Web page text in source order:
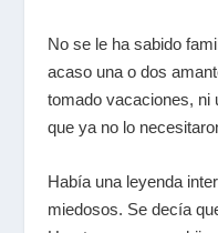
No se le ha sabido
acaso una o dos
tomado vacaciones, ni
que ya no lo
Había una leyenda
miedosos. Se decía